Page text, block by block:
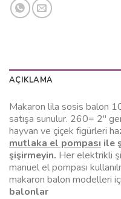
AÇIKLAMA
Makaron lila sosis balon
satışa sunulur. 260= 2″
hayvan ve çiçek figürleri
mutlaka el pompası ile
şişirmeyin. Her elektrikli
manuel el pompası
makaron balon modelleri
balonlar